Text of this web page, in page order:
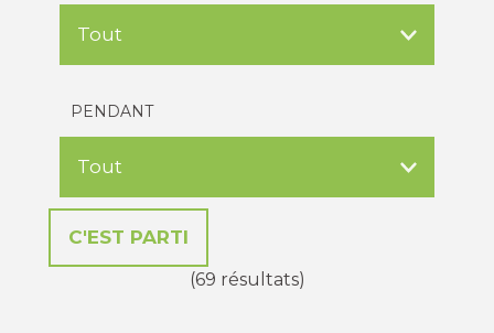
PENDANT
(69 résultats)